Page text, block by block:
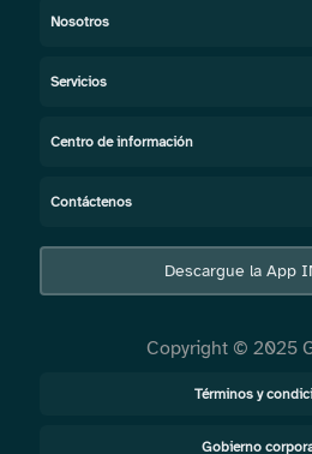
Nosotros
Servicios
Centro de información
Contáctenos
Descargue la App
Copyright © 2025
Términos y
Gobierno